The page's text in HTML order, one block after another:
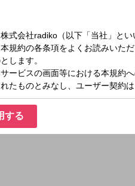
というメッセージを込めて放送中！
する